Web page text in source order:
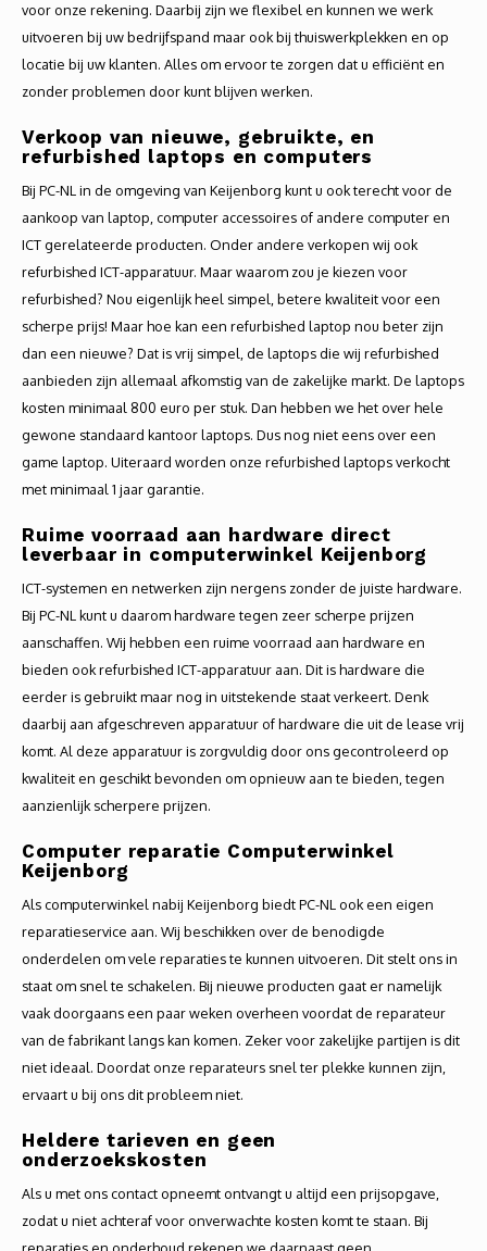
voor onze rekening. Daarbij zijn we flexibel en kunnen we werk
uitvoeren bij uw bedrijfspand maar ook bij thuiswerkplekken en op
locatie bij uw klanten. Alles om ervoor te zorgen dat u efficiënt en
zonder problemen door kunt blijven werken.
Verkoop van nieuwe, gebruikte, en
refurbished laptops en computers
Bij PC-NL in de omgeving van Keijenborg kunt u ook terecht voor de
aankoop van laptop, computer accessoires of andere computer en
ICT gerelateerde producten. Onder andere verkopen wij ook
refurbished ICT-apparatuur. Maar waarom zou je kiezen voor
refurbished? Nou eigenlijk heel simpel, betere kwaliteit voor een
scherpe prijs! Maar hoe kan een refurbished laptop nou beter zijn
dan een nieuwe? Dat is vrij simpel, de laptops die wij refurbished
aanbieden zijn allemaal afkomstig van de zakelijke markt. De laptops
kosten minimaal 800 euro per stuk. Dan hebben we het over hele
gewone standaard kantoor laptops. Dus nog niet eens over een
game laptop. Uiteraard worden onze refurbished laptops verkocht
met minimaal 1 jaar garantie.
Ruime voorraad aan hardware direct
leverbaar in computerwinkel Keijenborg
ICT-systemen en netwerken zijn nergens zonder de juiste hardware.
Bij PC-NL kunt u daarom hardware tegen zeer scherpe prijzen
aanschaffen. Wij hebben een ruime voorraad aan hardware en
bieden ook refurbished ICT-apparatuur aan. Dit is hardware die
eerder is gebruikt maar nog in uitstekende staat verkeert. Denk
daarbij aan afgeschreven apparatuur of hardware die uit de lease vrij
komt. Al deze apparatuur is zorgvuldig door ons gecontroleerd op
kwaliteit en geschikt bevonden om opnieuw aan te bieden, tegen
aanzienlijk scherpere prijzen.
Computer reparatie Computerwinkel
Keijenborg
Als computerwinkel nabij Keijenborg biedt PC-NL ook een eigen
reparatieservice aan. Wij beschikken over de benodigde
onderdelen om vele reparaties te kunnen uitvoeren. Dit stelt ons in
staat om snel te schakelen. Bij nieuwe producten gaat er namelijk
vaak doorgaans een paar weken overheen voordat de reparateur
van de fabrikant langs kan komen. Zeker voor zakelijke partijen is dit
niet ideaal. Doordat onze reparateurs snel ter plekke kunnen zijn,
ervaart u bij ons dit probleem niet.
Heldere tarieven en geen
onderzoekskosten
Als u met ons contact opneemt ontvangt u altijd een prijsopgave,
zodat u niet achteraf voor onverwachte kosten komt te staan. Bij